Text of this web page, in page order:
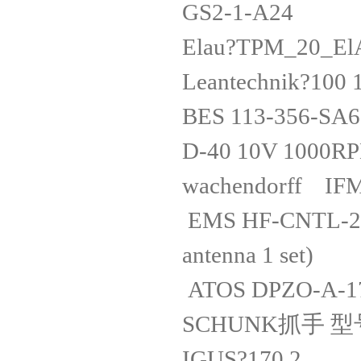
GS2-1-
BES 113-
D-40 10V
wachendorff
EMS HF-CNTL-
antenna 1
ATOS
SCHUNK抓